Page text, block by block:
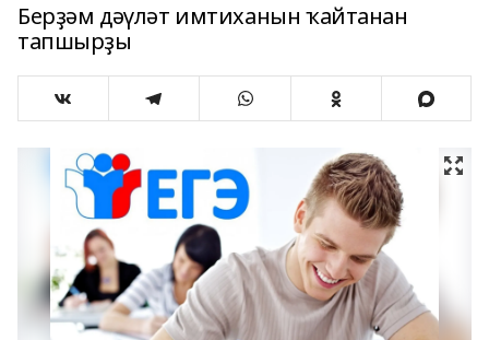
Берҙәм дәүләт имтиханын ҡайтанан
тапшырҙы